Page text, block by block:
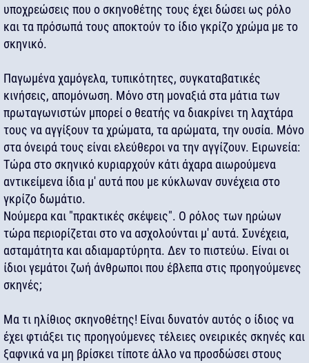
υποχρεώσεις που ο σκηνοθέτης τους έχει δώσει ως ρόλο
και τα πρόσωπά τους αποκτούν το ίδιο γκρίζο χρώμα με το
σκηνικό.
Παγωμένα χαμόγελα, τυπικότητες, συγκαταβατικές
κινήσεις, απομόνωση. Μόνο στη μοναξιά στα μάτια των
πρωταγωνιστών μπορεί ο θεατής να διακρίνει τη λαχτάρα
τους να αγγίξουν τα χρώματα, τα αρώματα, την ουσία. Μόνο
στα όνειρά τους είναι ελεύθεροι να την αγγίζουν. Ειρωνεία:
Τώρα στο σκηνικό κυριαρχούν κάτι άχαρα αιωρούμενα
αντικείμενα ίδια μ' αυτά που με κύκλωναν συνέχεια στο
γκρίζο δωμάτιο.
Νούμερα και "πρακτικές σκέψεις". Ο ρόλος των ηρώων
τώρα περιορίζεται στο να ασχολούνται μ' αυτά. Συνέχεια,
ασταμάτητα και αδιαμαρτύρητα. Δεν το πιστεύω. Είναι οι
ίδιοι γεμάτοι ζωή άνθρωποι που έβλεπα στις προηγούμενες
σκηνές;
Μα τι ηλίθιος σκηνοθέτης! Είναι δυνατόν αυτός ο ίδιος να
έχει φτιάξει τις προηγούμενες τέλειες ονειρικές σκηνές και
ξαφνικά να μη βρίσκει τίποτε άλλο να προσδώσει στους